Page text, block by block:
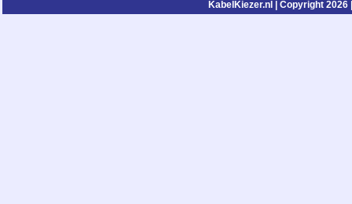
KabelKiezer.nl | Copyright 2026